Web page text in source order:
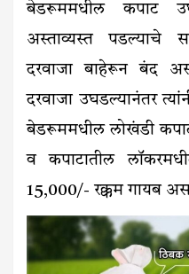
बेडरूममधील कपाट
अस्ताव्यस्त पडल्याचे
दरवाजा बाहेरून बंद
दरवाजा उघडल्यानंतर
बेडरूममधील लोखंडी
व कपाटातील
₹15,000/- रक्कम गायब